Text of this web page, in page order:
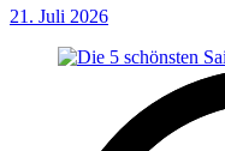
21. Juli 2026